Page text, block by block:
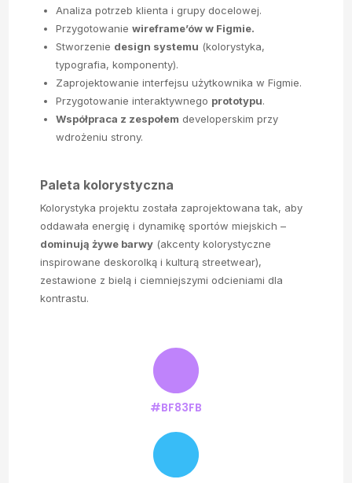
Analiza potrzeb klienta i grupy docelowej.
Przygotowaniewireframe’ów w Figmie.
Stworzenie design systemu (kolorystyka,
typografia, komponenty).
Zaprojektowanie interfejsu użytkownika w Figmie.
Przygotowanie interaktywnego prototypu.
Współpraca z zespołem developerskim przy
wdrożeniu strony.
Paleta kolorystyczna
Kolorystyka projektu została zaprojektowana tak, aby
oddawała energię i dynamikę sportów miejskich –
dominują żywe barwy (akcenty kolorystyczne
inspirowane deskorolką i kulturą streetwear),
zestawione z bielą i ciemniejszymi odcieniami dla
kontrastu.
#BF83FB